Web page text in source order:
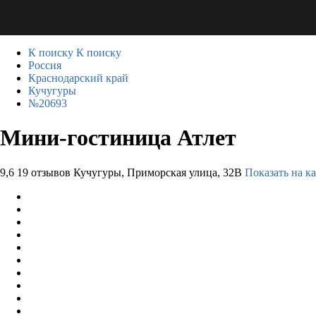
К поиску К поиску
Россия
Краснодарский край
Кучугуры
№20693
Мини-гостиница Атлет
9,6 19 отзывов Кучугуры, Приморская улица, 32В Показать на